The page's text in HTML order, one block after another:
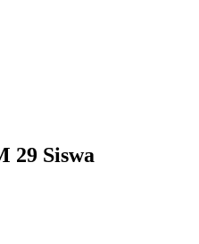
29 Siswa